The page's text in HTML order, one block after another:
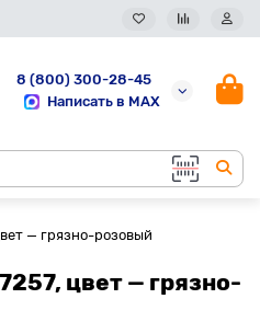
8 (800) 300-28-45
Написать в MAX
— грязно-розовый
цвет — грязно-